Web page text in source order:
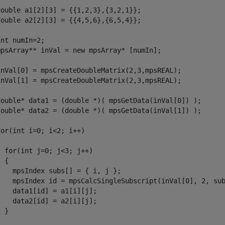
a1[2][3] = {{1,2,3},{3,2,1}};
a2[2][3] = {{4,5,6},{6,5,4}};
numIn=2;
inVal = new mpsArray* [numIn];
= mpsCreateDoubleMatrix(2,3,mpsREAL);
= mpsCreateDoubleMatrix(2,3,mpsREAL);
data1 = (double *)( mpsGetData(inVal[0]) );
data2 = (double *)( mpsGetData(inVal[1]) );
i=0; i<2; i++)
for(int j=0; j<3; j++)
{
mpsIndex subs[] = { i, j };
mpsIndex id = mpsCalcSingleSubscript(inVal[0], 2,
data1[id] = a1[i][j];
data2[id] = a2[i][j];
}